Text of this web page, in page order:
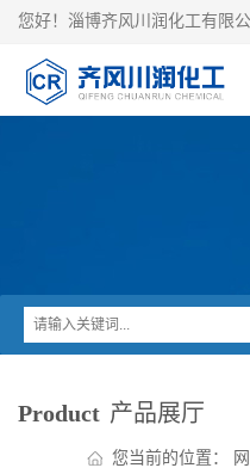
您好！淄博齐风川润化工有限公
Product 产品展厅
您当前的位置：